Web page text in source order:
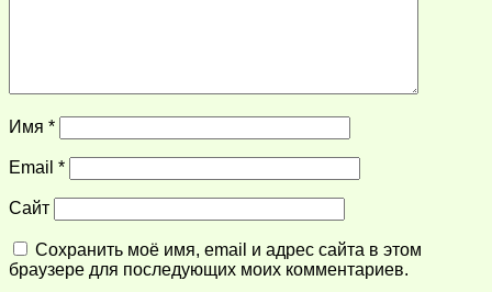
Имя *
Email *
Сайт
Сохранить моё имя, email и адрес сайта в этом
браузере для последующих моих комментариев.